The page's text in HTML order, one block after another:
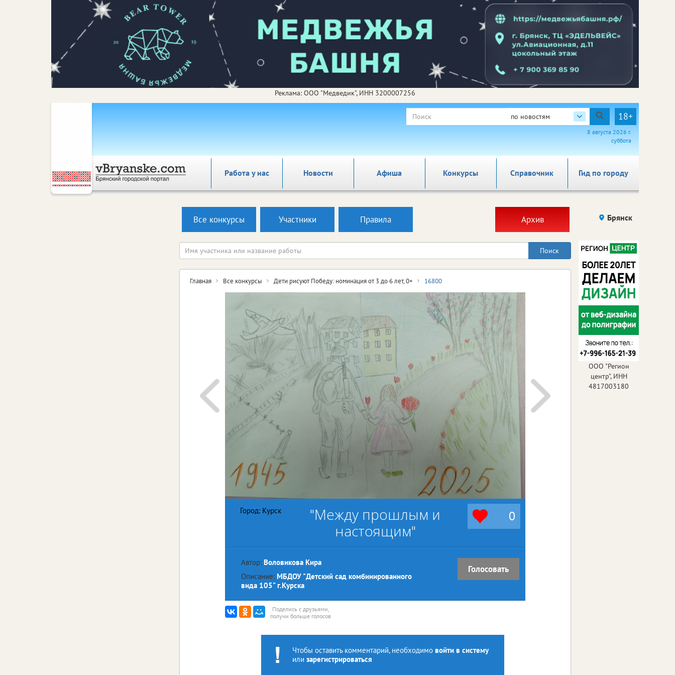
Реклама: ООО "Медведик", ИНН 3200007256
по новостям 18+
8 августа 2026 г.
суббота
Работа у нас Новости Афиша Справочник Гид по городу
Конкурсы
Все конкурсы Участники Правила Архив Брянск
Главная Все конкурсы Дети рисуют Победу: номинация от 3 до 6 лет, 0+ 16800
"Между прошлым и
настоящим"
Город: Курск 0
Автор: Воловикова Кира
Описание: МБДОУ "Детский сад комбинированного
вида 105" г.Курска
Голосовать
Поделись с друзьями,
получи больше голосов
Чтобы оставить комментарий, необходимо войти в систему
или зарегистрироваться
ООО "Регион
центр", ИНН
4817003180